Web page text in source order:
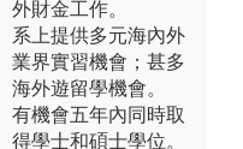
外財金工作。
系上提供多元海內外
業界實習機會；甚多
海外遊留學機會。
有機會五年內同時取
得學士和碩士學位。